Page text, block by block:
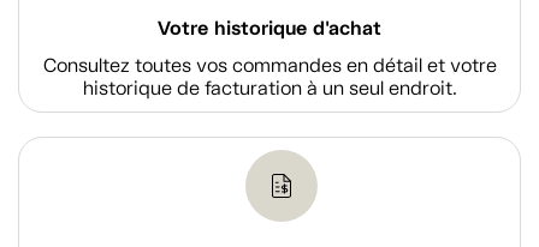
Votre historique d'achat
Consultez toutes vos commandes en détail et votre
historique de facturation à un seul endroit.